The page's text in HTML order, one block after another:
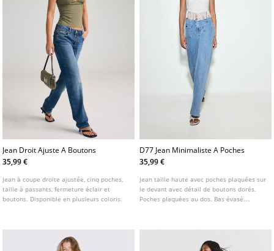
Jean Droit Ajuste A Boutons
35,99 €
Jean à coupe droite ajustée, cinq poches,
taille à passants, fermeture éclair et
boutons. Disponible en plusieurs coloris.
D77 Jean Minimaliste A Poches
35,99 €
Jean taille haute avec poches plaquées sur
le devant avec détail de boutons dorés.
Poches plaquées au dos. Bas évasé.